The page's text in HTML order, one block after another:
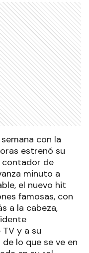
con la
estrenó su
contador de
minuto a
el nuevo hit
famosas, con
a la cabeza,
y a su
lo que se ve en